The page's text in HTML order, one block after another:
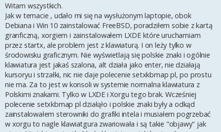
s
t
Witam wszystkich.
Jak w temacie , udało mi się na wysłużonym laptopie, obok
Debiana i Win 10 zainstalować FreeBSD, poradziłem sobie z kartą
granficzną, xorgiem i zainstalowałem LXDE które uruchamiam
przez startx, ale problem jest z klawiaturą. I on leży tylko w
środowisku graficznym. Nie wyświetlają się polskie znaki i ogólnie
klawiatura jest jakaś szalona, alt działa jako enter, nie działają
kursoryu i strzałki, nic nie daje polecenie setxkbmap pl, po prostu
nie ma. Za to jest w konsoli w systemie normalna klawiatura z
Polskimi znakami. Tylko w LXDE i Xorgu tego brak. Wcześniej
polecenie setxkbmap pl działąło i polskie znaki były a odkąd
zainstalowałem sterowniki do grafiki intela i musiałem pogrzebać
w xorgu to nagle klawiatgura zwariowała i są takie "objawy" jak